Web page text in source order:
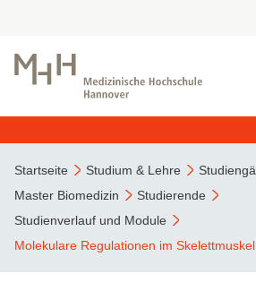
Startseite Studium & Lehre
Master Biomedizin
Studierende
Studienverlauf und Module
Molekulare Regulationen im